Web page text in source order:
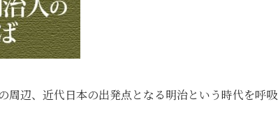
周辺、近代日本の出発点となる明治という時代を呼吸